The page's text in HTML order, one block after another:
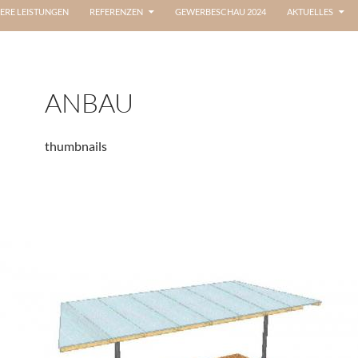
LEISTUNGEN REFERENZEN GEWERBESCHAU 2024 AKTUELLES
ANBAU
thumbnails